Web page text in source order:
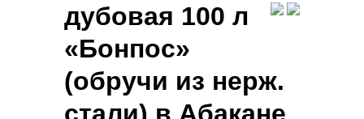
дубовая 100 л
«Бонпос»
(обручи из нерж.